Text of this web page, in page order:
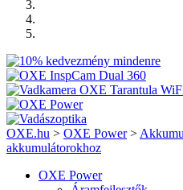
OXE.hu > OXE Power>
akkumulátorokhoz
OXE Power